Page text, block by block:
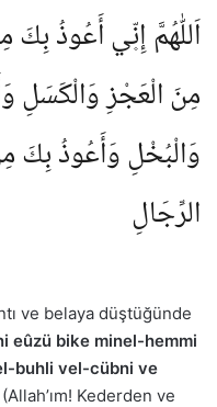
اَللّٰهُمَّ إِنّ۪ي أَعُوذُ
مِنَ الْعَجْزِ وَالْكَسَلِ
وَالْبُخْلِ وَأَعُوذُ بِكَ
الرِّجَالِ
ve belaya düştüğünde
eûzü bike minel-hemmi
buhli vel-cübni ve
(Allah’ım! Kederden ve